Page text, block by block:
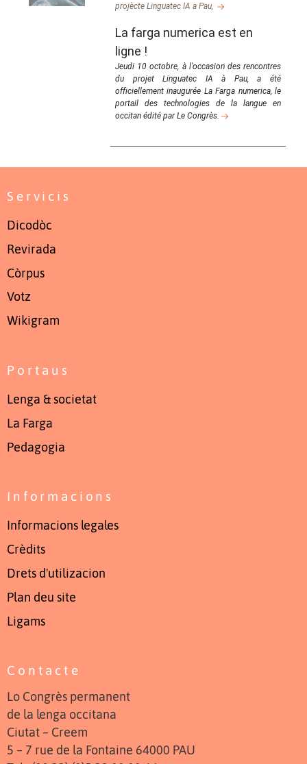
projècte Linguatec IA a Pau,
La farga numerica est en
ligne !
Jeudi 10 octobre, à l'occasion des rencontres
du projet Linguatec IA à Pau, a été
officiellement inaugurée La Farga numerica, le
portail des technologies de la langue en
occitan édité par Le Congrès.
Servicis
Dicodòc
Revirada
Còrpus
Votz
Wikigram
Portaus
Lenga & societat
La Farga
Pedagogia
Informacions
Informacions legales
Crèdits
Drets d'utilizacion
Plan deu site
Ligams
Contacte
Lo Congrès permanent
de la lenga occitana
Ciutat – Creem
5 – 7 rue de la Fontaine 64000 PAU